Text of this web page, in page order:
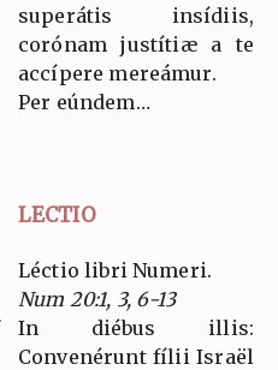
superátis insídiis,
corónam justítiæ a te
accípere mereámur.
Per eúndem…
LECTIO
Léctio libri Numeri.
Num 20:1, 3, 6-13
In diébus illis:
Convenérunt fílii Israël